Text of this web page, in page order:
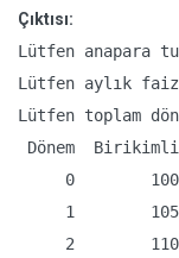
Çıktısı:
Lütfen anapara
Lütfen aylık
Lütfen toplam
Dönem
0
1
2